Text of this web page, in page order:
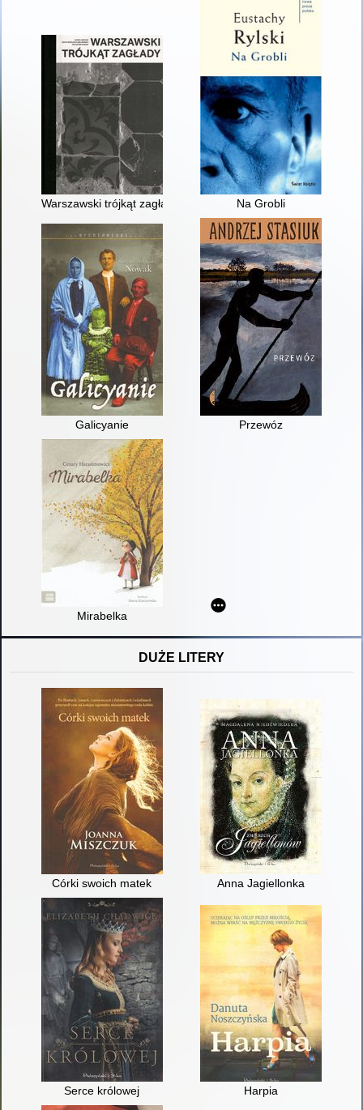
Warszawski trójkąt zagłady Na Grobli
Galicyanie Przewóz
Mirabelka
DUŻE LITERY
Córki swoich matek Anna Jagiellonka
Serce królowej Harpia